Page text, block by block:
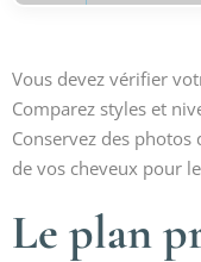
Vous devez vérifier
Comparez styles et
Conservez des
de vos cheveux pour
Le plan